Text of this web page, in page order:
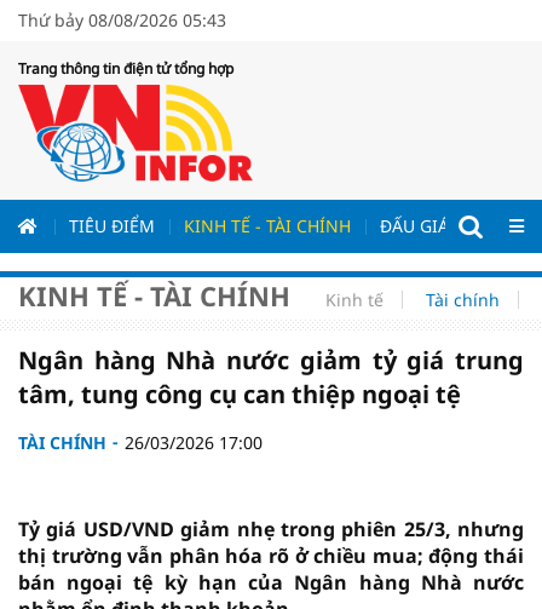
Thứ bảy 08/08/2026 05:43
Trang thông tin điện tử tổng hợp
TIÊU ĐIỂM KINH TẾ - TÀI CHÍNH ĐẤU GIÁ - ĐẤU
KINH TẾ - TÀI CHÍNH Kinh tế Tài chính
Ngân hàng Nhà nước giảm tỷ giá trung
tâm, tung công cụ can thiệp ngoại tệ
TÀI CHÍNH 26/03/2026 17:00
Tỷ giá USD/VND giảm nhẹ trong phiên 25/3, nhưng
thị trường vẫn phân hóa rõ ở chiều mua; động thái
bán ngoại tệ kỳ hạn của Ngân hàng Nhà nước